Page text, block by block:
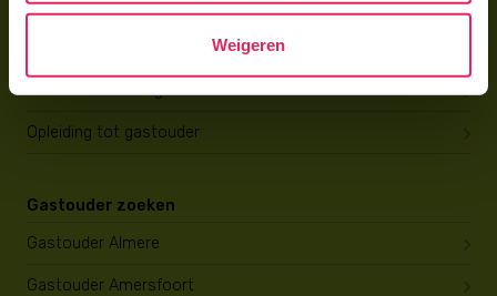
Weigeren
Gastouder worden
Wat verdient een gastouder?
Opleiding tot gastouder
Gastouder zoeken
Gastouder Almere
Gastouder Amersfoort